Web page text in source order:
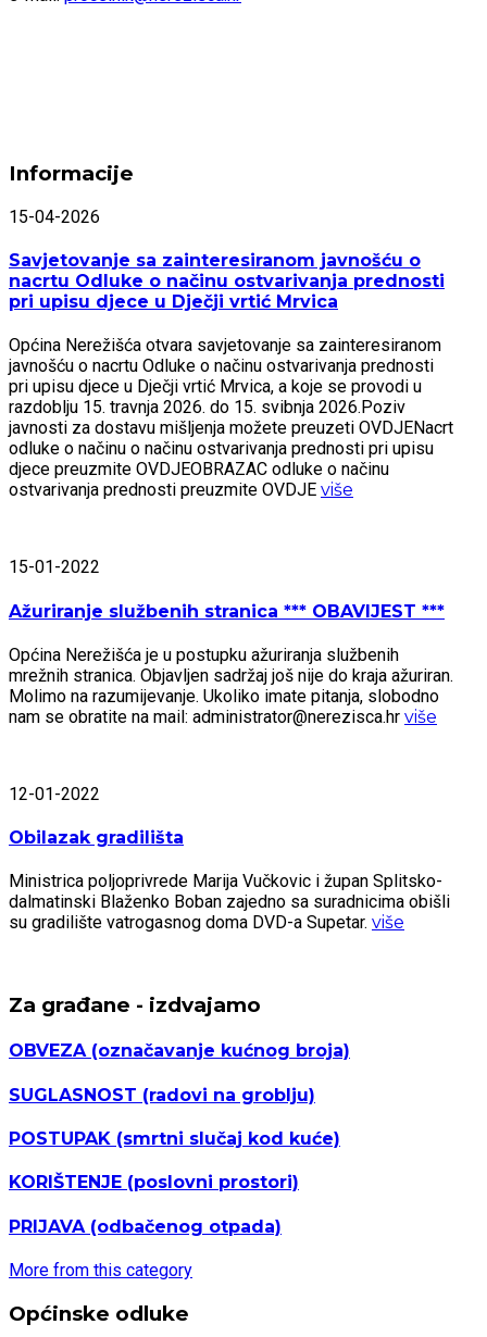
Informacije
15-04-2026
Savjetovanje sa zainteresiranom javnošću o
nacrtu Odluke o načinu ostvarivanja prednosti
pri upisu djece u Dječji vrtić Mrvica
Općina Nerežišća otvara savjetovanje sa zainteresiranom
javnošću o nacrtu Odluke o načinu ostvarivanja prednosti
pri upisu djece u Dječji vrtić Mrvica, a koje se provodi u
razdoblju 15. travnja 2026. do 15. svibnja 2026.Poziv
javnosti za dostavu mišljenja možete preuzeti OVDJENacrt
odluke o načinu o načinu ostvarivanja prednosti pri upisu
djece preuzmite OVDJEOBRAZAC odluke o načinu
ostvarivanja prednosti preuzmite OVDJE više
15-01-2022
Ažuriranje službenih stranica *** OBAVIJEST ***
Općina Nerežišća je u postupku ažuriranja službenih
mrežnih stranica. Objavljen sadržaj još nije do kraja ažuriran.
Molimo na razumijevanje. Ukoliko imate pitanja, slobodno
nam se obratite na mail: administrator@nerezisca.hr više
12-01-2022
Obilazak gradilišta
Ministrica poljoprivrede Marija Vučkovic i župan Splitsko-
dalmatinski Blaženko Boban zajedno sa suradnicima obišli
su gradilište vatrogasnog doma DVD-a Supetar. više
Za građane - izdvajamo
OBVEZA(označavanje kućnog broja)
SUGLASNOST (radovi na groblju)
POSTUPAK (smrtni slučaj kod kuće)
KORIŠTENJE (poslovni prostori)
PRIJAVA (odbačenog otpada)
More from this category
Općinske odluke